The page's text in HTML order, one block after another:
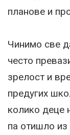
планове и
Чинимо све
често
зрелост и
предугих
колико деце
па отишло